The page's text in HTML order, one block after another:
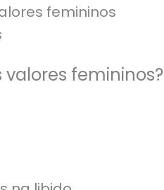
valores femininos?